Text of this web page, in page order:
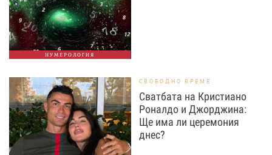
НУМЕРОЛОГИЯ
СВОБОДНО ВРЕМЕ
Сватбата на Кристиано
Роналдо и Джорджина:
Ще има ли церемония
днес?